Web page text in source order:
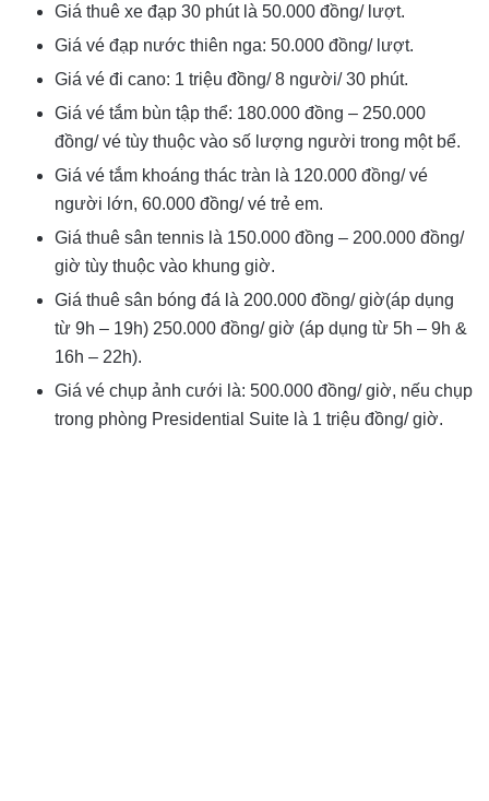
Giá thuê xe đạp 30 phút là 50.000 đồng/ lượt.
Giá vé đạp nước thiên nga: 50.000 đồng/ lượt.
Giá vé đi cano: 1 triệu đồng/ 8 người/ 30 phút.
Giá vé tắm bùn tập thể: 180.000 đồng – 250.000
đồng/ vé tùy thuộc vào số lượng người trong một bể.
Giá vé tắm khoáng thác tràn là 120.000 đồng/ vé
người lớn, 60.000 đồng/ vé trẻ em.
Giá thuê sân tennis là 150.000 đồng – 200.000 đồng/
giờ tùy thuộc vào khung giờ.
Giá thuê sân bóng đá là 200.000 đồng/ giờ(áp dụng
từ 9h – 19h) 250.000 đồng/ giờ (áp dụng từ 5h – 9h &
16h – 22h).
Giá vé chụp ảnh cưới là: 500.000 đồng/ giờ, nếu chụp
trong phòng Presidential Suite là 1 triệu đồng/ giờ.